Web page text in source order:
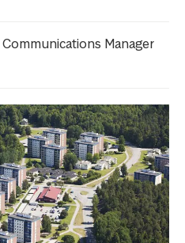
Communications Manager